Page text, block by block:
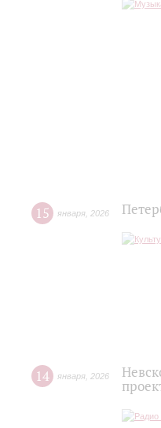
15 января 2026
14 января 2026